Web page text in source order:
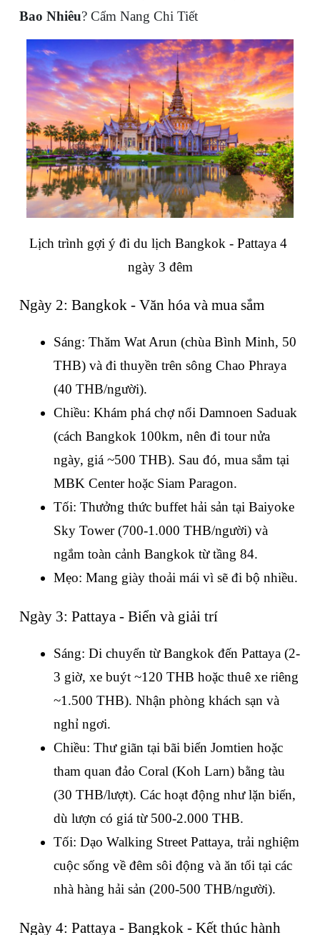
Bao Nhiêu? Cẩm Nang Chi Tiết
Lịch trình gợi ý đi du lịch Bangkok - Pattaya 4
ngày 3 đêm
Ngày 2: Bangkok - Văn hóa và mua sắm
Sáng: Thăm Wat Arun (chùa Bình Minh, 50
THB) và đi thuyền trên sông Chao Phraya
(40 THB/người).
Chiều: Khám phá chợ nổi Damnoen Saduak
(cách Bangkok 100km, nên đi tour nửa
ngày, giá ~500 THB). Sau đó, mua sắm tại
MBK Center hoặc Siam Paragon.
Tối: Thưởng thức buffet hải sản tại Baiyoke
Sky Tower (700-1.000 THB/người) và
ngắm toàn cảnh Bangkok từ tầng 84.
Mẹo: Mang giày thoải mái vì sẽ đi bộ nhiều.
Ngày 3: Pattaya - Biển và giải trí
Sáng: Di chuyển từ Bangkok đến Pattaya (2-
3 giờ, xe buýt ~120 THB hoặc thuê xe riêng
~1.500 THB). Nhận phòng khách sạn và
nghỉ ngơi.
Chiều: Thư giãn tại bãi biển Jomtien hoặc
tham quan đảo Coral (Koh Larn) bằng tàu
(30 THB/lượt). Các hoạt động như lặn biển,
dù lượn có giá từ 500-2.000 THB.
Tối: Dạo Walking Street Pattaya, trải nghiệm
cuộc sống về đêm sôi động và ăn tối tại các
nhà hàng hải sản (200-500 THB/người).
Ngày 4: Pattaya - Bangkok - Kết thúc hành